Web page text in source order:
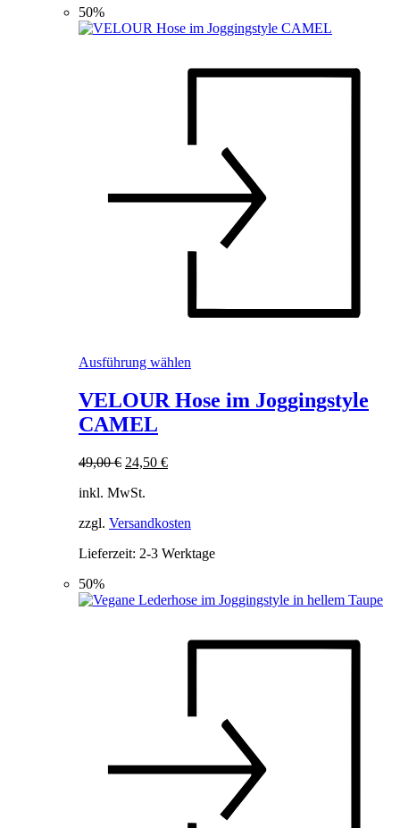
werden
50%
Ausführung wählen
weist
mehrere
gewählt
VELOUR Hose im Joggingstyle
CAMEL
49,00€ Ursprünglicher
war:
24,50 €Aktueller
inkl. MwSt.
zzgl. Versandkosten
Lieferzeit: 2-3 Werktage
50%